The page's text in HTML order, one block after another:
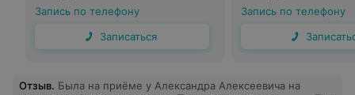
Запись по телефону
Записаться
Запись по телефону
Отзыв. Была на приёме у Александра Алексеевича на